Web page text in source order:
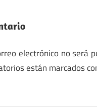
electrónico no será
están marcados